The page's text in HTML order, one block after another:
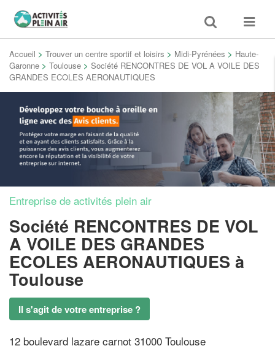
Toggle
search
Toggle
Accueil > Trouver un centre sportif et loisirs > Midi-Pyrénées > Haute-
Garonne > Toulouse > Société RENCONTRES DE VOL A VOILE DES
GRANDES ECOLES AERONAUTIQUES
Entreprise de activités plein air
Société RENCONTRES DE VOL
A VOILE DES GRANDES
ECOLES AERONAUTIQUES à
Toulouse
Il s'agit de votre entreprise ?
12 boulevard lazare carnot 31000 Toulouse